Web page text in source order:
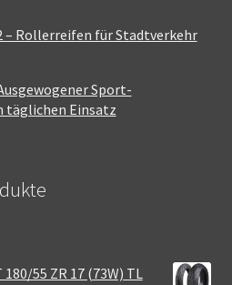
– Rollerreifen für Stadtverkehr
Sport-
täglichen Einsatz
55 ZR 17 (73W) TL